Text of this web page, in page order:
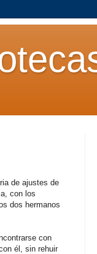
de ajustes de
con los
dos hermanos
con
él, sin rehuir